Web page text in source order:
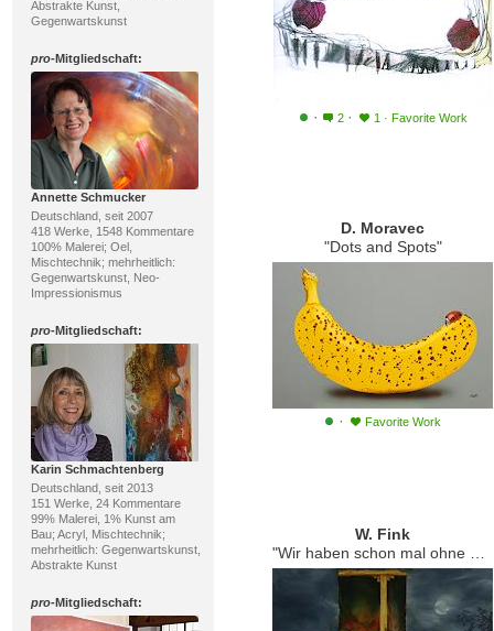
Abstrakte Kunst,
Gegenwartskunst
pro-Mitgliedschaft:
Annette Schmucker
Deutschland, seit 2007
418 Werke, 1548 Kommentare
100% Malerei; Oel,
Mischtechnik; mehrheitlich:
Gegenwartskunst, Neo-
Impressionismus
pro-Mitgliedschaft:
Karin Schmachtenberg
Deutschland, seit 2013
151 Werke, 24 Kommentare
99% Malerei, 1% Kunst am
Bau; Acryl, Mischtechnik;
mehrheitlich: Gegenwartskunst,
Abstrakte Kunst
pro-Mitgliedschaft:
· 2 · 1 · Favorite Work
D. Moravec
"Dots and Spots"
· Favorite Work
W. Fink
"Wir haben schon mal ohne Monti angefangen"